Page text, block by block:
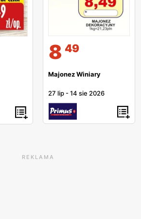
8 49
Majonez Winiary
27 lip -14 sie 2026
REKLAMA